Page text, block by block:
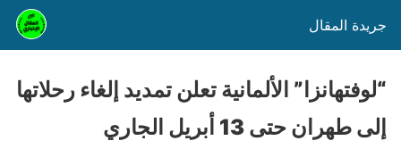
جريدة المقال
“لوفتهانزا” الألمانية تعلن تمديد إلغاء رحلاتها
إلى طهران حتى 13 أبريل الجاري